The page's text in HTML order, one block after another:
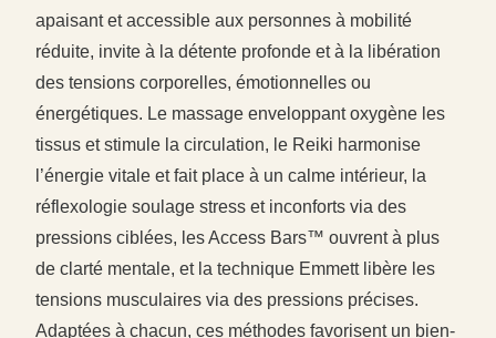
apaisant et accessible aux personnes à mobilité
réduite, invite à la détente profonde et à la libération
des tensions corporelles, émotionnelles ou
énergétiques. Le massage enveloppant oxygène les
tissus et stimule la circulation, le Reiki harmonise
l’énergie vitale et fait place à un calme intérieur, la
réflexologie soulage stress et inconforts via des
pressions ciblées, les Access Bars™ ouvrent à plus
de clarté mentale, et la technique Emmett libère les
tensions musculaires via des pressions précises.
Adaptées à chacun, ces méthodes favorisent un bien-